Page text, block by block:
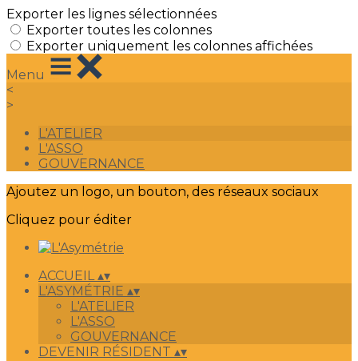
Exporter les lignes sélectionnées
Exporter toutes les colonnes
Exporter uniquement les colonnes affichées
Menu
<
>
L'ATELIER
L'ASSO
GOUVERNANCE
Ajoutez un logo, un bouton, des réseaux sociaux
Cliquez pour éditer
ACCUEIL▴▾
L'ASYMÉTRIE ▴▾
L'ATELIER
L'ASSO
GOUVERNANCE
DEVENIR RÉSIDENT ▴▾